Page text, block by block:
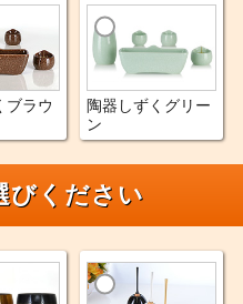
ブラウ
陶器しずくグリー
ン
びください